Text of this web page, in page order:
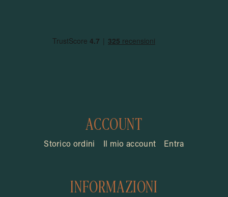
ACCOUNT
Storico ordini Il mio account Entra
INFORMAZIONI